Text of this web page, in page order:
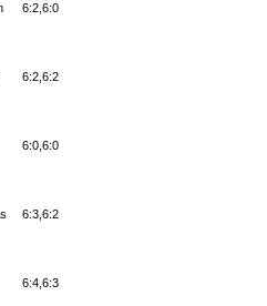
6:2,6:0
6:2,6:2
6:0,6:0
6:3,6:2
6:4,6:3